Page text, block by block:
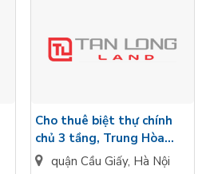
Cho thuê biệt thự chính
chủ 3 tầng, Trung Hòa
Nhân Chính
quận Cầu Giấy, Hà Nội